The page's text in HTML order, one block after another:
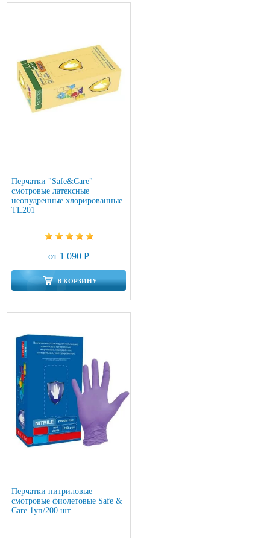
Перчатки "Safe&Care"
смотровые латексные
неопудренные хлорированные
TL201
от 1 090 Р
В КОРЗИНУ
Перчатки нитриловые
смотровые фиолетовые Safe &
Care 1уп/200 шт